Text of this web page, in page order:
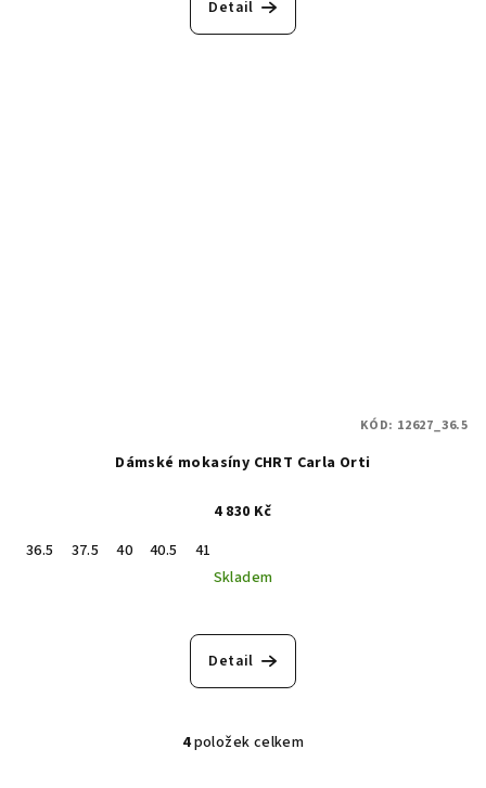
Detail
Dámské mokasíny CHRT Carla Orti
4 830 Kč
36.5
37.5 40 40.5
41
Skladem
Detail
KÓD: 12627_36.5
O
4položek celkem